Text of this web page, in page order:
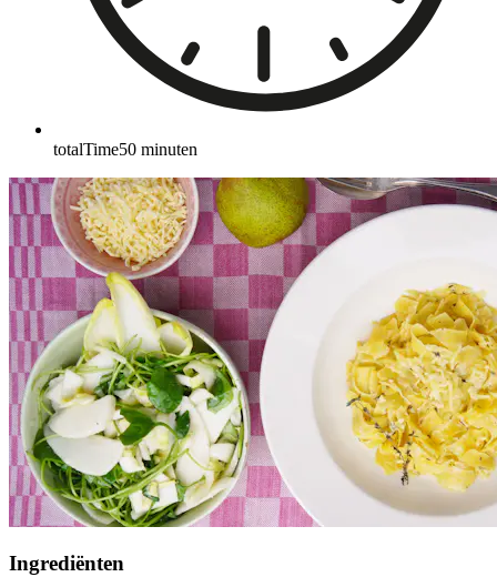
totalTime50 minuten
Ingrediënten